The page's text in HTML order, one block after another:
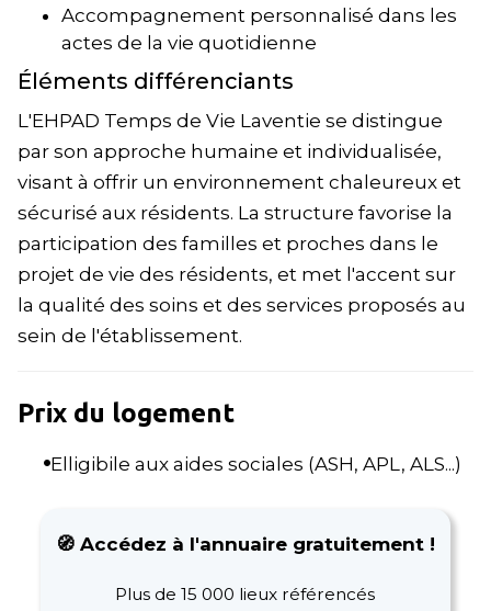
Accompagnement personnalisé dans les
actes de la vie quotidienne
Éléments différenciants
L'EHPAD Temps de Vie Laventie se distingue
par son approche humaine et individualisée,
visant à offrir un environnement chaleureux et
sécurisé aux résidents. La structure favorise la
participation des familles et proches dans le
projet de vie des résidents, et met l'accent sur
la qualité des soins et des services proposés au
sein de l'établissement.
Prix du logement
Elligibile aux aides sociales (ASH, APL, ALS...)
🧭 Accédez à l'annuaire gratuitement !
Plus de 15 000 lieux référencés